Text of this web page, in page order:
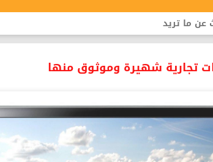
تجارية شهيرة وموثوق منها